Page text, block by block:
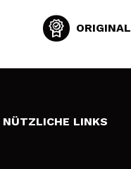
ORIGINAL
NÜTZLICHE LINKS